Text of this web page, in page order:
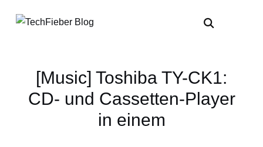
[Music] Toshiba TY-CK1:
CD- und Cassetten-Player
in einem